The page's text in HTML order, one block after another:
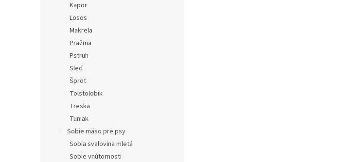
Kapor
Losos
Makrela
Pražma
Pstruh
Sleď
Šprot
Tolstolobik
Treska
Tuniak
Sobie mäso pre psy
Sobia svalovina mletá
Sobie vnútornosti